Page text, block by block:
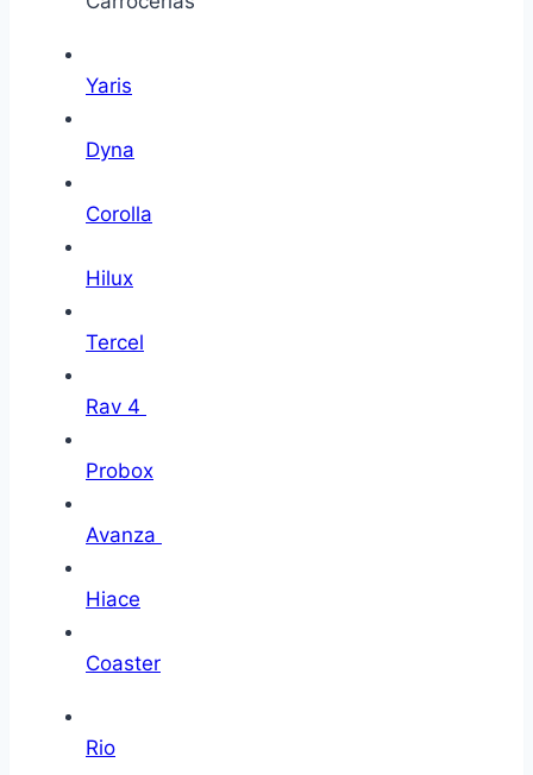
Yaris
Dyna
Corolla
Hilux
Tercel
Rav 4
Probox
Avanza
Hiace
Coaster
Rio